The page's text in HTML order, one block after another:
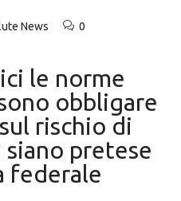
News 0
le norme
obbligare
rischio di
siano pretese
federale